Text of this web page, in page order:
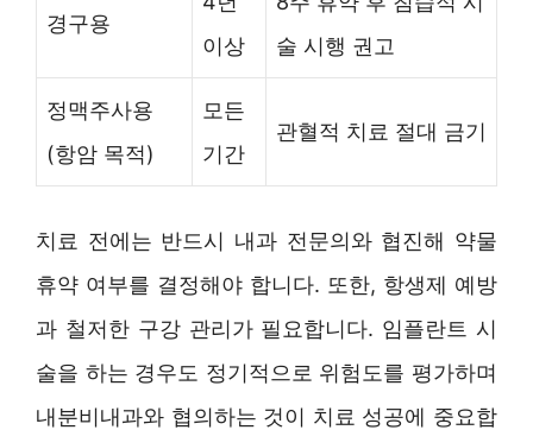
경구용
이상
술 시행 권고
정맥주사용
(항암 목적)
모든
기간
관혈적 치료 절대 금기
치료 전에는 반드시 내과 전문의와 협진해 약물
휴약 여부를 결정해야 합니다. 또한, 항생제 예방
과 철저한 구강 관리가 필요합니다. 임플란트 시
술을 하는 경우도 정기적으로 위험도를 평가하며
내분비내과와 협의하는 것이 치료 성공에 중요합